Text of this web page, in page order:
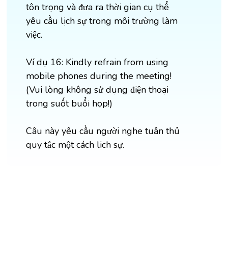
tôn trọng và đưa ra thời gian cụ thể
yêu cầu lịch sự trong môi trường làm
việc.
Ví dụ 16: Kindly refrain from using
mobile phones during the meeting!
(Vui lòng không sử dụng điện thoại
trong suốt buổi họp!)
Câu này yêu cầu người nghe tuân thủ
quy tắc một cách lịch sự.